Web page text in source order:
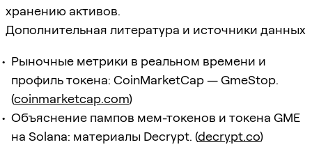
хранению активов.
Дополнительная литература и источники данных
Рыночные метрики в реальном времени и
профиль токена: CoinMarketCap — GmeStop.
(coinmarketcap.com)
Объяснение пампов мем-токенов и токена GME
на Solana: материалы Decrypt. (decrypt.co)